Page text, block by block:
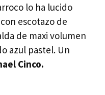
lo ha lucido
escotazo de
de maxi volumen
azul pastel. Un
Cinco.